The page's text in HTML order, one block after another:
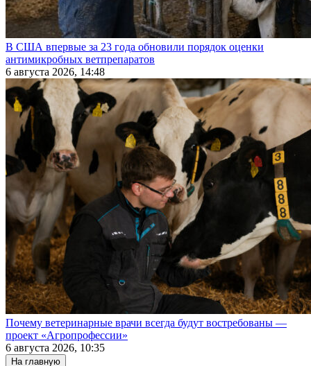
В США впервые за 23 года обновили порядок оценки
антимикробных ветпрепаратов
6 августа 2026, 14:48
Почему ветеринарные врачи всегда будут востребованы —
проект «Агропрофессии»
6 августа 2026, 10:35
На главную